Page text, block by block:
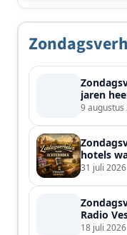
jaren
9 augustus
hotels
31 juli 2026
Radio
de streek
18 juli 2026